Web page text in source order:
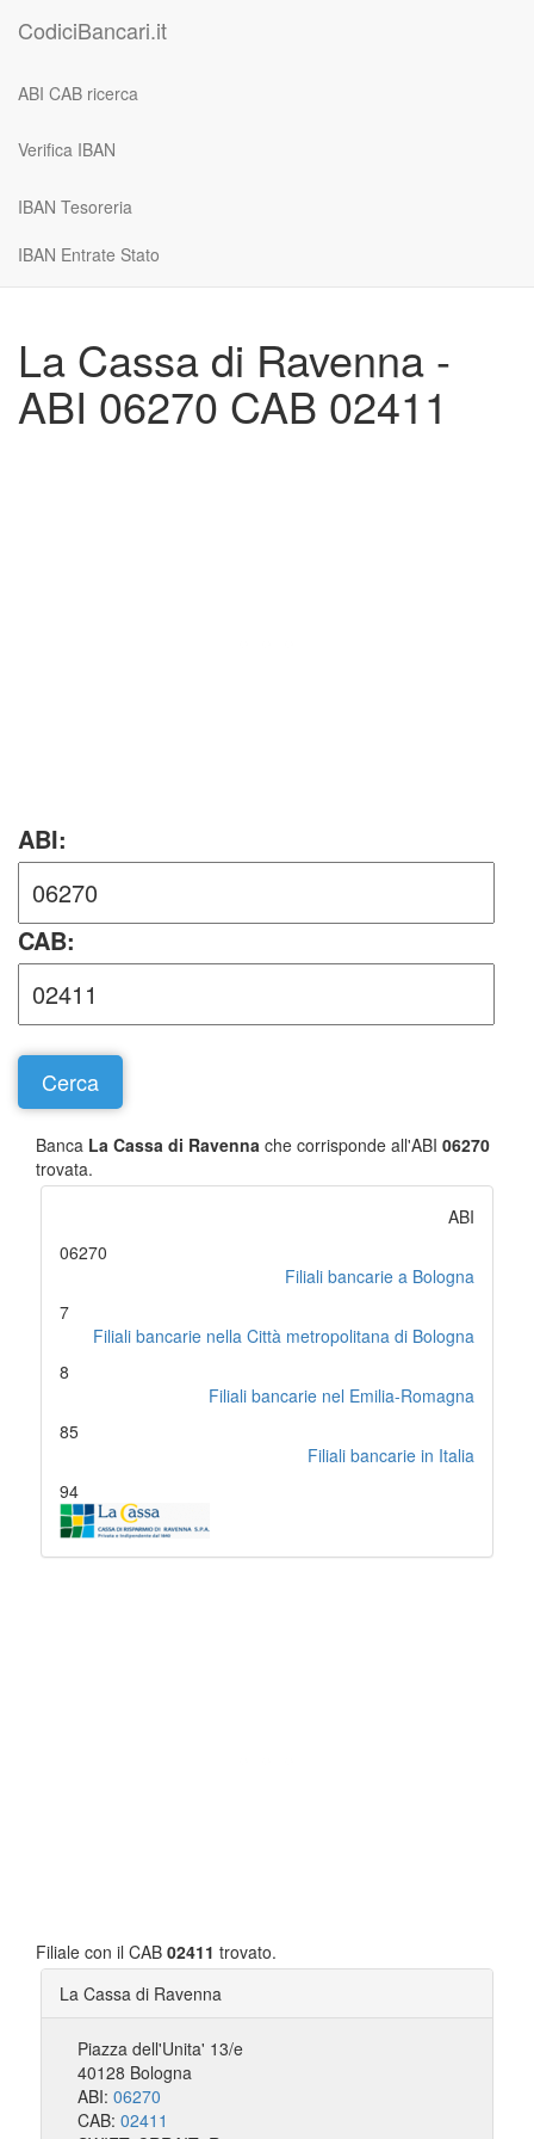
CodiciBancari.it
ABI CAB ricerca
Verifica IBAN
IBAN Tesoreria
IBAN Entrate Stato
La Cassa di Ravenna -
ABI 06270 CAB 02411
ABI:
CAB:
Banca La Cassa di Ravenna che corrisponde all'ABI 06270
trovata.
ABI
06270
Filiali bancarie a Bologna
7
Filiali bancarie nella Città metropolitana di Bologna
8
Filiali bancarie nel Emilia-Romagna
85
Filiali bancarie in Italia
94
Filiale con il CAB 02411 trovato.
La Cassa di Ravenna
Piazza dell'Unita' 13/e
40128 Bologna
ABI: 06270
CAB: 02411